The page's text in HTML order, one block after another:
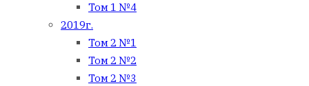
Том 1 №4
2019г.
Том 2 №1
Том 2 №2
Том 2 №3